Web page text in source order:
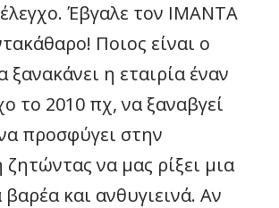
Έβγαλε τον ΙΜΑΝΤΑ
Ποιος είναι ο
ξανακάνει η εταιρία έναν
το 2010 πχ, να ξαναβγεί
προσφύγει στην
να μας ρίξει μια
και ανθυγιεινά. Αν